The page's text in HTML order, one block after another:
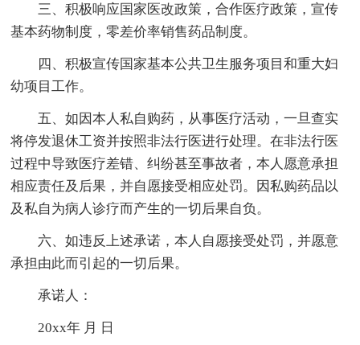
三、积极响应国家医改政策，合作医疗政策，宣传
基本药物制度，零差价率销售药品制度。
四、积极宣传国家基本公共卫生服务项目和重大妇
幼项目工作。
五、如因本人私自购药，从事医疗活动，一旦查实
将停发退休工资并按照非法行医进行处理。在非法行医
过程中导致医疗差错、纠纷甚至事故者，本人愿意承担
相应责任及后果，并自愿接受相应处罚。因私购药品以
及私自为病人诊疗而产生的一切后果自负。
六、如违反上述承诺，本人自愿接受处罚，并愿意
承担由此而引起的一切后果。
承诺人：
20xx年 月 日